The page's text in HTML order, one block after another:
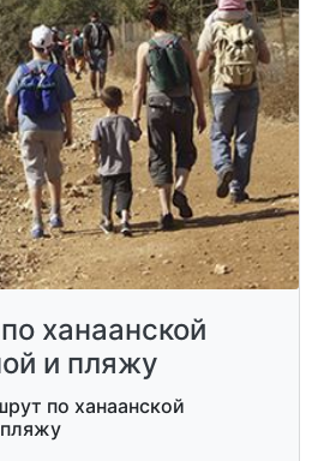
ханаанской
и пляжу
по ханаанской